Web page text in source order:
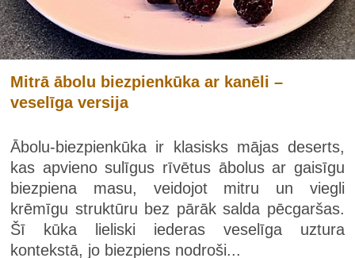
Mitrā ābolu biezpienkūka ar kanēli –
veselīga versija
Ābolu-biezpienkūka ir klasisks mājas deserts,
kas apvieno sulīgus rīvētus ābolus ar gaisīgu
biezpiena masu, veidojot mitru un viegli
krēmīgu struktūru bez pārāk salda pēcgaršas.
Šī kūka lieliski iederas veselīga uztura
kontekstā, jo biezpiens nodroši...